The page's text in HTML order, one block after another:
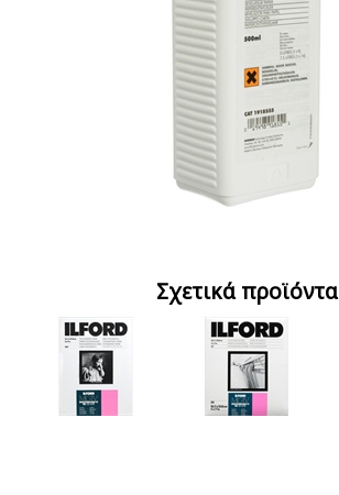
Σχετικά προϊόντα